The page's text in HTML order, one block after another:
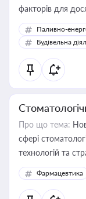
факторів для
Паливно-
Будівельна
Про що тема:
сфері
Фармацевтика